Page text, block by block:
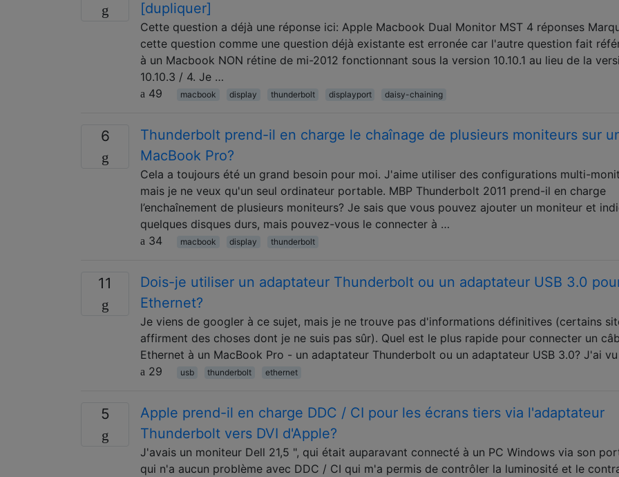
[dupliquer]
Cette question a déjà une réponse ici: Apple Macbook Dual Monitor MST 4 réponses
cette question comme une question déjà existante est erronée car l'autre question fait
à un Macbook NON rétine de mi-2012 fonctionnant sous la version 10.10.1 au lieu de la
10.10.3 / 4. Je …
49
macbook display thunderbolt displayport daisy-chaining
6
Thunderbolt prend-il en charge le chaînage de plusieurs moniteurs sur
MacBook Pro?
Cela a toujours été un grand besoin pour moi. J'aime utiliser des configurations multi-
mais je ne veux qu'un seul ordinateur portable. MBP Thunderbolt 2011 prend-il en charge
l’enchaînement de plusieurs moniteurs? Je sais que vous pouvez ajouter un moniteur et
quelques disques durs, mais pouvez-vous le connecter à …
34
macbook display thunderbolt
11
Dois-je utiliser un adaptateur Thunderbolt ou un adaptateur USB 3.0
Ethernet?
Je viens de googler à ce sujet, mais je ne trouve pas d'informations définitives (certains
affirment des choses dont je ne suis pas sûr). Quel est le plus rapide pour connecter un
Ethernet à un MacBook Pro - un adaptateur Thunderbolt ou un adaptateur USB 3.0? J'ai
29
usb thunderbolt ethernet
5
Apple prend-il en charge DDC / CI pour les écrans tiers via l'adaptateur
Thunderbolt vers DVI d'Apple?
J'avais un moniteur Dell 21,5 ", qui était auparavant connecté à un PC Windows via son
qui n'a aucun problème avec DDC / CI qui m'a permis de contrôler la luminosité et le